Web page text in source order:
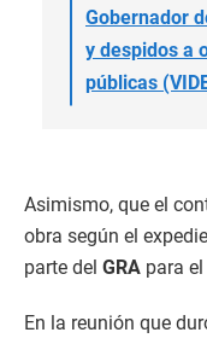
Gobernador
y despidos a
públicas
Asimismo, que el
obra según el
parte del GRA para
En la reunión que